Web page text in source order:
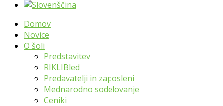
Domov
Novice
O šoli
Predstavitev
RIKLIBled
Predavatelji in zaposleni
Mednarodno sodelovanje
Ceniki